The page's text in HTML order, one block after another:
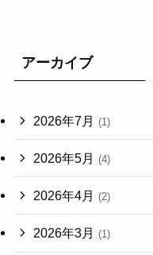
アーカイブ
2026年7月 (1)
2026年5月 (4)
2026年4月 (2)
2026年3月 (1)